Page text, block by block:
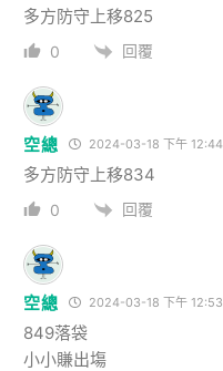
多方防守上移825
0 回覆
空總 2024-03-18 下午 12:44
多方防守上移834
0 回覆
空總 2024-03-18 下午 12:53
849落袋
小小賺出塲